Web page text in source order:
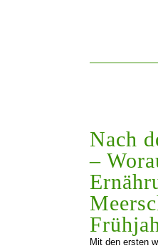
Nach
–
Mit den ersten